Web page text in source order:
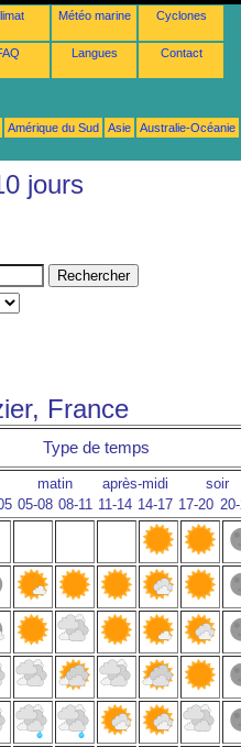
Météo marine Cyclones
Langues Contact
Amérique du Sud Asie
Australie-Océanie
jours
France
Type de temps
matin après-midi
soir
05-08 08-11 11-14 14-17 17-20